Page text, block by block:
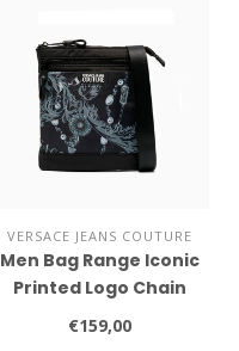
VERSACE JEANS COUTURE
Men Bag Range Iconic
Printed Logo Chain
Couture-275YA4B86
€159,00